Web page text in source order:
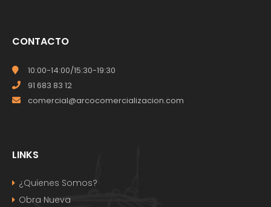
CONTACTO
10:00-14:00/15:30-19:30
91 683 83 12
comercial@arcocomercializacion.com
LINKS
¿Quienes Somos?
Obra Nueva